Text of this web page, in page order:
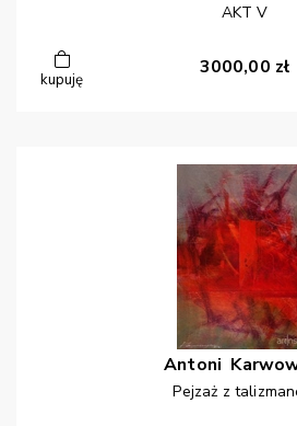
AKT V
kupuję
3000,00 zł
Antoni
Pejzaż z